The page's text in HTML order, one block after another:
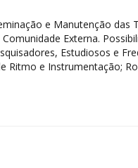
e Manutenção das
Externa.
Estudiosos e
Ritmo e Instrumentação;